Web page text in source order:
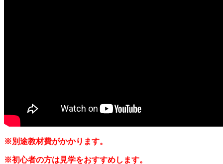
※別途教材費がかかります。
※初心者の方は見学をおすすめします。